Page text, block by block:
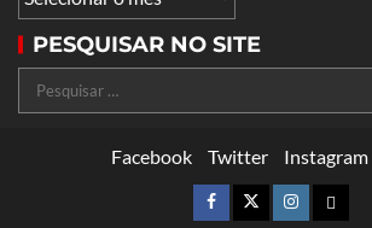
PESQUISAR NO SITE
Facebook Twitter Instagram